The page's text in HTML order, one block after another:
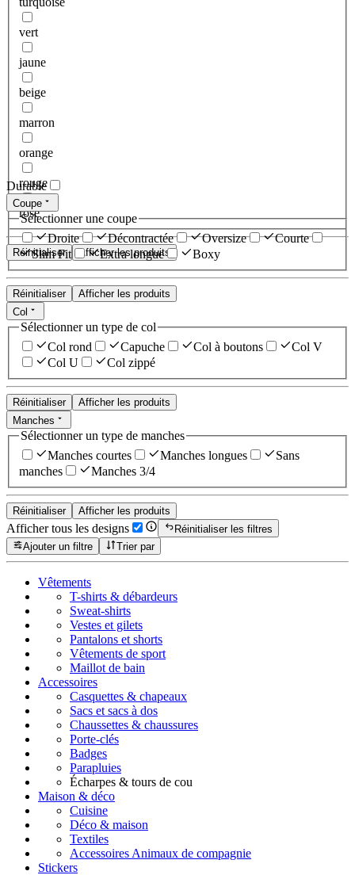
vert
jaune
beige
marron
orange
rouge
rose
Réinitialiser Afficher les produits
Durable
Coupe
Sélectionner une coupe
Droite
Décontractée Oversize
Courte
Slim Fit
Extra longue Boxy
Réinitialiser
Afficher les produits
Col
Sélectionner un type de col
Col rond
Capuche Col à boutons
Col V
Col U
Col zippé
Réinitialiser
Afficher les produits
Manches
Sélectionner un type de manches
Manches courtes
Manches longues
Sans
manches
Manches 3/4
Réinitialiser Afficher les produits
Afficher tous les designs
Réinitialiser les filtres
Ajouter un filtre
Trier par
Vêtements
T-shirts & débardeurs
Sweat-shirts
Vestes et gilets
Pantalons et shorts
Vêtements de sport
Maillot de bain
Accessoires
Casquettes & chapeaux
Sacs et sacs à dos
Chaussettes & chaussures
Porte-clés
Badges
Parapluies
Écharpes & tours de cou
Maison & déco
Cuisine
Déco & maison
Textiles
Accessoires Animaux de compagnie
Stickers